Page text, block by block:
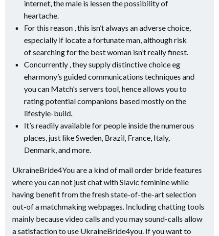
internet, the male is lessen the possibility of
heartache.
For this reason , this isn’t always an adverse choice,
especially if locate a fortunate man, although risk
of searching for the best woman isn’t really finest.
Concurrently , they supply distinctive choice eg
eharmony’s guided communications techniques and
you can Match’s servers tool, hence allows you to
rating potential companions based mostly on the
lifestyle-build.
It’s readily available for people inside the numerous
places, just like Sweden, Brazil, France, Italy,
Denmark, and more.
UkraineBride4You are a kind of mail order bride features
where you can not just chat with Slavic feminine while
having benefit from the fresh state-of-the-art selection
out-of a matchmaking webpages. Including chatting tools
mainly because video calls and you may sound-calls allow
a satisfaction to use UkraineBride4you. If you want to